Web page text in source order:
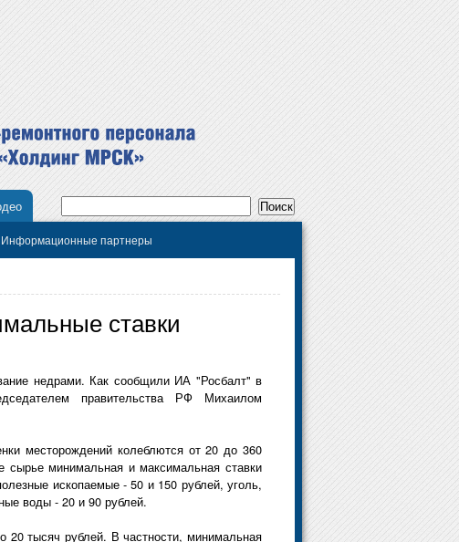
Информационные партнеры
ставки
недрами. Как сообщили ИА "Росбалт" в
правительства РФ Михаилом
месторождений колеблются от 20 до 360
сырье минимальная и максимальная ставки
ископаемые - 50 и 150 рублей, уголь,
воды - 20 и 90 рублей.
20 тысяч рублей. В частности, минимальная